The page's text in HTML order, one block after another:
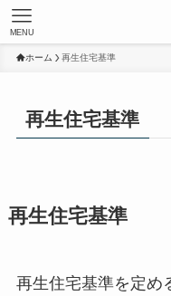
MENU
ホーム 再生住宅基準
再生住宅基準
再生住宅基準
再生住宅基準を定め